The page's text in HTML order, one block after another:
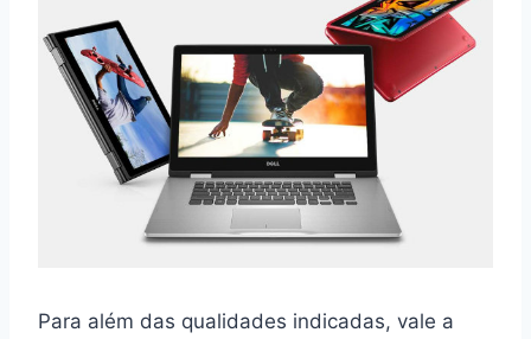
Para além das qualidades indicadas, vale a